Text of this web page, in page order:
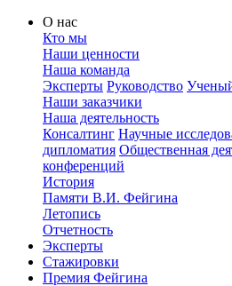
О нас
Кто мы
Наши ценности
Наша команда
Эксперты Руководство
Наши заказчики
Наша деятельность
Консалтинг Научные
дипломатия Общественная
конференций
История
Памяти В.И. Фейгина
Летопись
Отчетность
Эксперты
Стажировки
Премия Фейгина